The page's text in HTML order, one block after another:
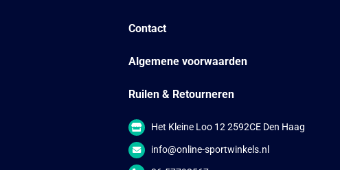
Contact
Algemene voorwaarden
Ruilen & Retourneren
Het Kleine Loo 12 2592CE Den Haag
info@online-sportwinkels.nl